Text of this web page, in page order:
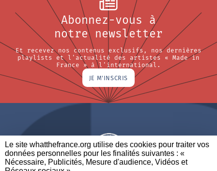
Le site whatthefrance.org utilise des cookies pour traiter vos
données personnelles pour les finalités suivantes : «
Nécessaire, Publicités, Mesure d'audience, Vidéos et
Abonnez-vous à
notre newsletter
Et recevez nos contenus exclusifs, nos dernières
playlists et l'actualité des artistes « Made in
France » à l'international.
JE M'INSCRIS